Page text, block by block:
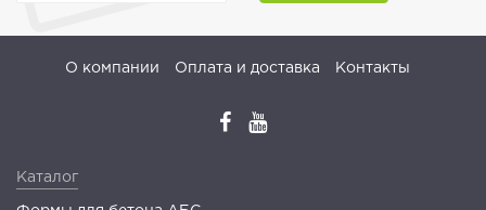
О компании Оплата и доставка Контакты
Каталог